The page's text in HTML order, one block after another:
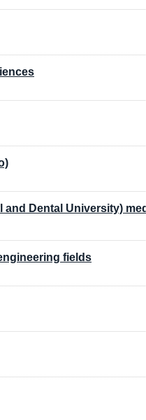
and Dental University)
fields